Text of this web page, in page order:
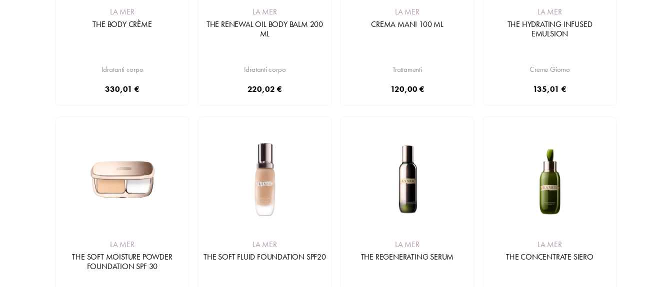
LA MER
THE BODY CRÈME
Idratanti corpo
330,01 €
LA MER
THE RENEWAL OIL BODY BALM 200
ML
Idratanti corpo
220,02 €
LA MER
CREMA MANI 100 ML
Trattamenti
120,00 €
LA MER
THE HYDRATING INFUSED
EMULSION
Creme Giorno
135,01 €
LA MER
THE SOFT MOISTURE POWDER
FOUNDATION SPF 30
LA MER
THE SOFT FLUID FOUNDATION SPF20
LA MER
THE REGENERATING SERUM
LA MER
THE CONCENTRATE SIERO